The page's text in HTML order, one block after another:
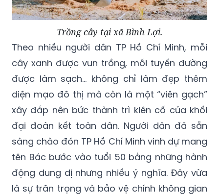
Trồng cây tại xã Bình Lợi.
Theo nhiều người dân TP Hồ Chí Minh, mỗi
cây xanh được vun trồng, mỗi tuyến đường
được làm sạch… không chỉ làm đẹp thêm
diện mạo đô thị mà còn là một “viên gạch”
xây đắp nên bức thành trì kiên cố của khối
đại đoàn kết toàn dân. Người dân đã sẵn
sàng chào đón TP Hồ Chí Minh vinh dự mang
tên Bác bước vào tuổi 50 bằng những hành
động dung dị nhưng nhiều ý nghĩa. Đây vừa
là sự trân trọng và bảo vệ chính không gian